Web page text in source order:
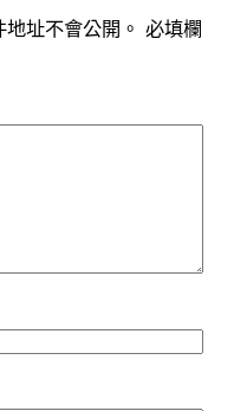
址不會公開。 必填欄